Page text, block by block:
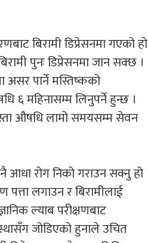
बिरामी डिप्रेसनमा गएको हो
पुनः डिप्रेसनमा जान सक्छ ।
असर पार्ने मस्तिष्कको
६ महिनासम्म लिनुपर्ने हुन्छ ।
औषधि लामो समयसम्म सेवन
आधा रोग निको गराउन सक्नु हो
लगाउन र बिरामीलाई
ल्याब परीक्षणबाट
जोडिएको हुनाले उचित